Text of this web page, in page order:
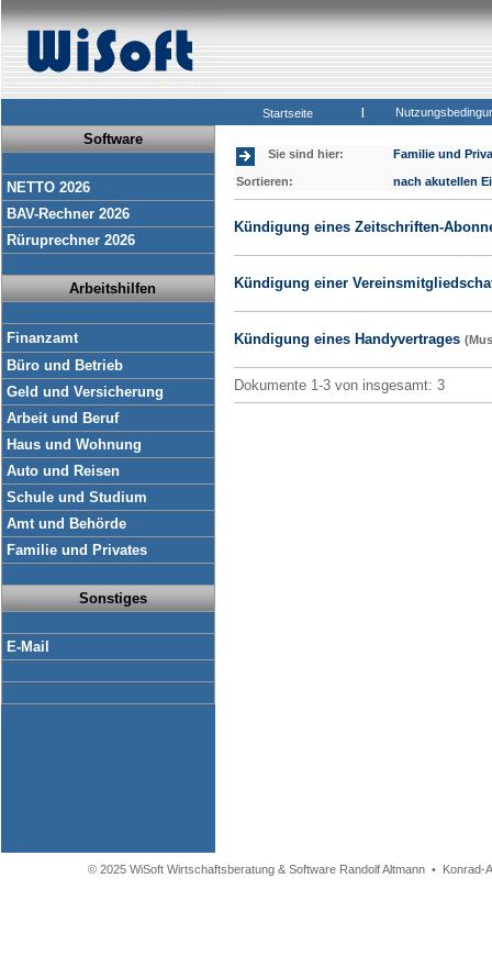
Startseite |
Software
NETTO 2026
BAV-Rechner 2026
Rüruprechner 2026
Arbeitshilfen
Finanzamt
Büro und Betrieb
Geld und Versicherung
Arbeit und Beruf
Haus und Wohnung
Auto und Reisen
Schule und Studium
Amt und Behörde
Familie und Privates
Sonstiges
E-Mail
Sie sind hier: Familie und
Sortieren: nach akutellen
Kündigung eines Zeitschriften-
Kündigung einer
Kündigung eines Handyvertrages
Dokumente 1-3 von insgesamt: 3
© 2025 WiSoft Wirtschaftsberatung & Software Randolf Altmann •